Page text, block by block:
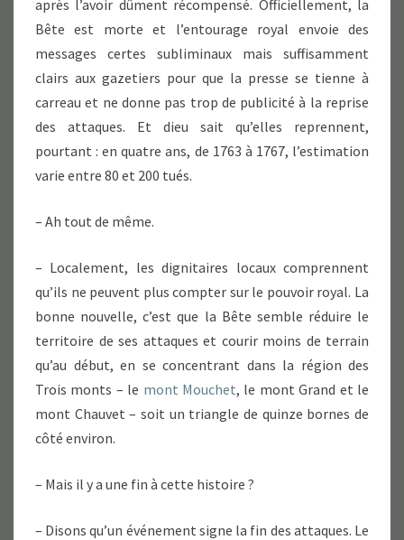
après l’avoir dûment récompensé. Officiellement, la
Bête est morte et l’entourage royal envoie des
messages certes subliminaux mais suffisamment
clairs aux gazetiers pour que la presse se tienne à
carreau et ne donne pas trop de publicité à la reprise
des attaques. Et dieu sait qu’elles reprennent,
pourtant : en quatre ans, de 1763 à 1767, l’estimation
varie entre 80 et 200 tués.
– Ah tout de même.
– Localement, les dignitaires locaux comprennent
qu’ils ne peuvent plus compter sur le pouvoir royal. La
bonne nouvelle, c’est que la Bête semble réduire le
territoire de ses attaques et courir moins de terrain
qu’au début, en se concentrant dans la région des
Trois monts – le mont Mouchet, le mont Grand et le
mont Chauvet – soit un triangle de quinze bornes de
côté environ.
– Mais il y a une fin à cette histoire ?
– Disons qu’un événement signe la fin des attaques. Le